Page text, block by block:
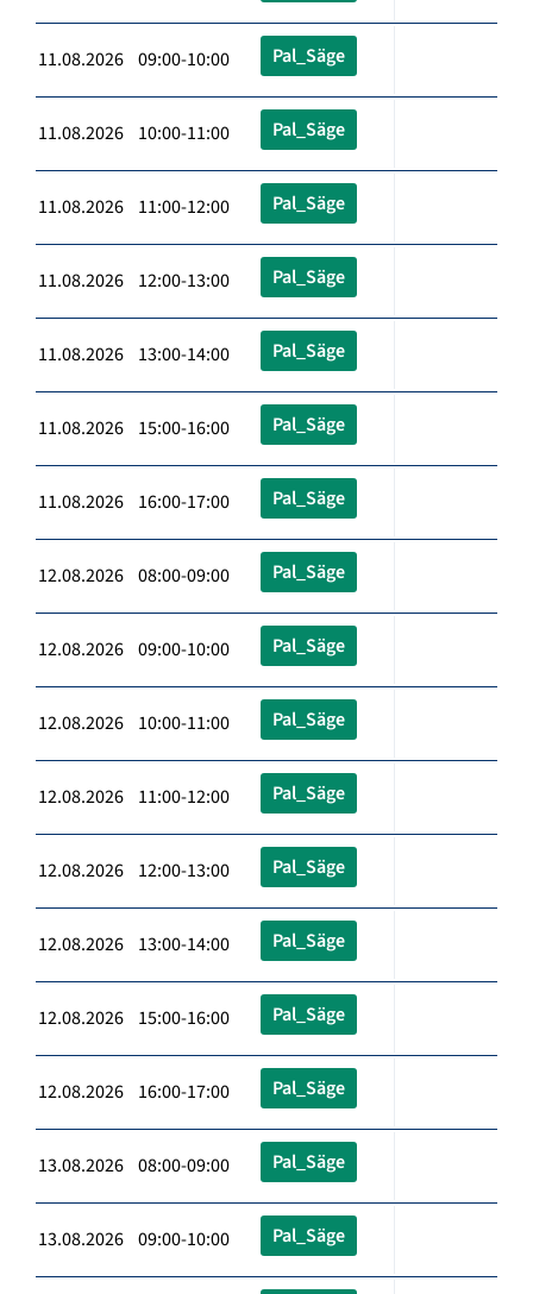
11.08.2026 09:00-10:00 Pal_Säge
11.08.2026 10:00-11:00 Pal_Säge
11.08.2026 11:00-12:00 Pal_Säge
11.08.2026 12:00-13:00 Pal_Säge
11.08.2026 13:00-14:00 Pal_Säge
11.08.2026 15:00-16:00 Pal_Säge
11.08.2026 16:00-17:00 Pal_Säge
12.08.2026 08:00-09:00 Pal_Säge
12.08.2026 09:00-10:00 Pal_Säge
12.08.2026 10:00-11:00 Pal_Säge
12.08.2026 11:00-12:00 Pal_Säge
12.08.2026 12:00-13:00 Pal_Säge
12.08.2026 13:00-14:00 Pal_Säge
12.08.2026 15:00-16:00 Pal_Säge
12.08.2026 16:00-17:00 Pal_Säge
13.08.2026 08:00-09:00 Pal_Säge
13.08.2026 09:00-10:00 Pal_Säge